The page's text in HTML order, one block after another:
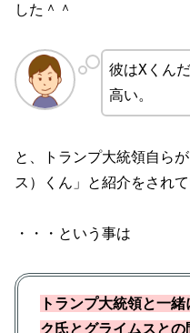
した＾＾
彼はXくん
高い。
と、トランプ大統領自ら
ス）くん」と紹介をされて
・・・という事は
トランプ大統領と一
ク氏とグライムスと